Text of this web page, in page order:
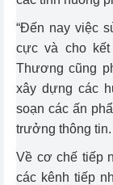
“Đến nay việc
cực và cho
Thương cũng
xây dựng các
soạn các ấn
trưởng thông tin.
Về cơ chế tiếp
các kênh tiếp